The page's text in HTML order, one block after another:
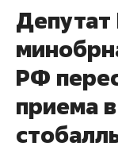
РФ
приема